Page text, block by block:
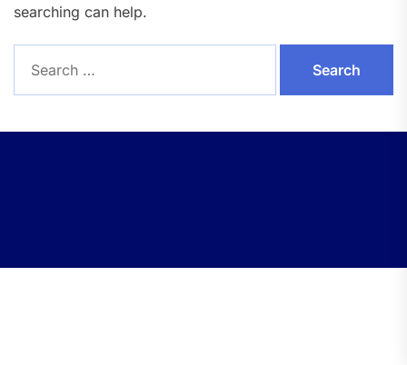
searching can help.
for: